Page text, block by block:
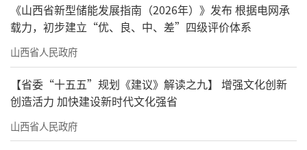
《山西省新型储能发展指南（2026年）》发布 根据电网承
载力，初步建立“优、良、中、差”四级评价体系
山西省人民政府
【省委“十五五”规划《建议》解读之九】 增强文化创新
创造活力 加快建设新时代文化强省
山西省人民政府